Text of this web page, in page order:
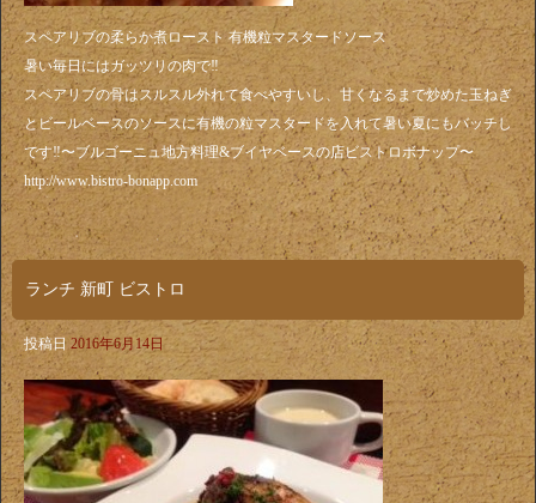
スペアリブの柔らか煮ロースト 有機粒マスタードソース
暑い毎日にはガッツリの肉で‼️
スペアリブの骨はスルスル外れて食べやすいし、甘くなるまで炒めた玉ねぎ
とビールベースのソースに有機の粒マスタードを入れて暑い夏にもバッチし
です‼️〜ブルゴーニュ地方料理&ブイヤベースの店ビストロボナップ〜
http://www.bistro-bonapp.com
ランチ 新町 ビストロ
投稿日 2016年6月14日